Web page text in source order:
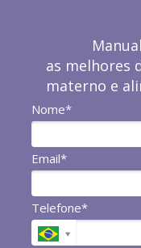
as melhores
materno e
Nome*
Email*
Telefone*